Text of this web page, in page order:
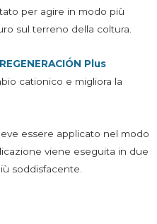
per agire in modo più
sul terreno della coltura.
Plus
cationico e migliora la
essere applicato nel modo
viene eseguita in due
soddisfacente.